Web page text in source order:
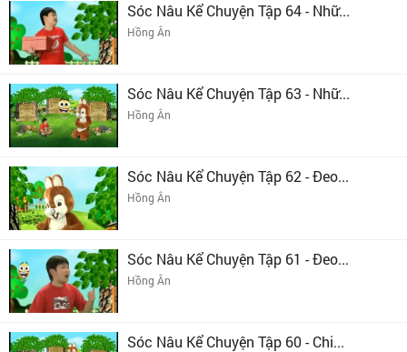
Sóc Nâu Kể Chuyện Tập 64 - Nhữ...
Hồng Ân
Sóc Nâu Kể Chuyện Tập 63 - Nhữ...
Hồng Ân
Sóc Nâu Kể Chuyện Tập 62 - Đeo...
Hồng Ân
Sóc Nâu Kể Chuyện Tập 61 - Đeo...
Hồng Ân
Sóc Nâu Kể Chuyện Tập 60 - Chi...